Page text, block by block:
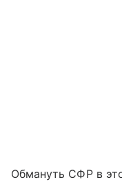
Обмануть СФР в